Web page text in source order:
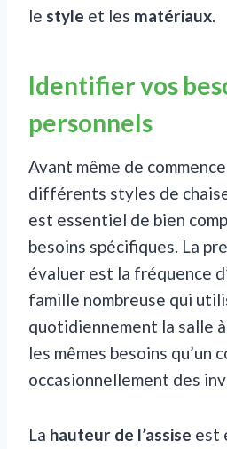
le style et les matériaux.
Identifier vos
personnels
Avant même de
différents styles de
est essentiel de bien
besoins spécifiques. La
évaluer est la fréquence
famille nombreuse qui
quotidiennement la salle à
les mêmes besoins qu’un
occasionnellement des
La hauteur de l’assise est